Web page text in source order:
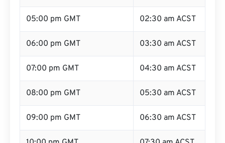
05:00 pm GMT 02:30 am ACST
06:00 pm GMT 03:30 am ACST
07:00 pm GMT 04:30 am ACST
08:00 pm GMT 05:30 am ACST
09:00 pm GMT 06:30 am ACST